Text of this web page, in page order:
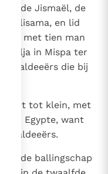
Jismaël, de
Elisama, en lid
met tien man
in Mispa ter
Chaldeeërs die bij
groot tot klein, met
Egypte, want
Chaldeeërs.
de ballingschap